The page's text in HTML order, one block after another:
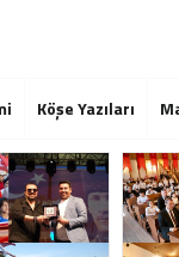
Köşe Yazıları